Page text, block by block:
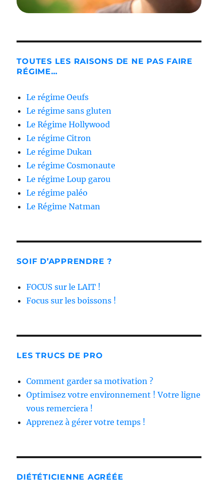
TOUTES LES RAISONS DE NE PAS FAIRE
RÉGIME…
Le régime Oeufs
Le régime sans gluten
Le Régime Hollywood
Le régime Citron
Le régime Dukan
Le régime Cosmonaute
Le régime Loup garou
Le régime paléo
Le Régime Natman
SOIF D’APPRENDRE ?
FOCUS sur le LAIT !
Focus sur les boissons !
LES TRUCS DE PRO
Comment garder sa motivation ?
Optimisez votre environnement ! Votre ligne
vous remerciera !
Apprenez à gérer votre temps !
DIÉTÉTICIENNE AGRÉÉE